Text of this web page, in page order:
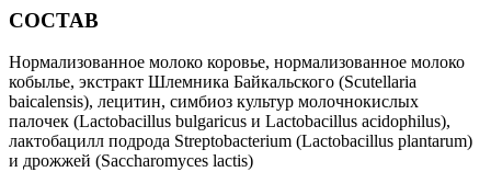
СОСТАВ
Нормализованное молоко коровье, нормализованное молоко
кобылье, экстракт Шлемника Байкальского (Scutellaria
baicalensis), лецитин, симбиоз культур молочнокислых
палочек (Lactobacillus bulgaricus и Lactobacillus acidophilus),
лактобацилл подрода Streptobacterium (Lactobacillus plantarum)
и дрожжей (Saccharomyces lactis)